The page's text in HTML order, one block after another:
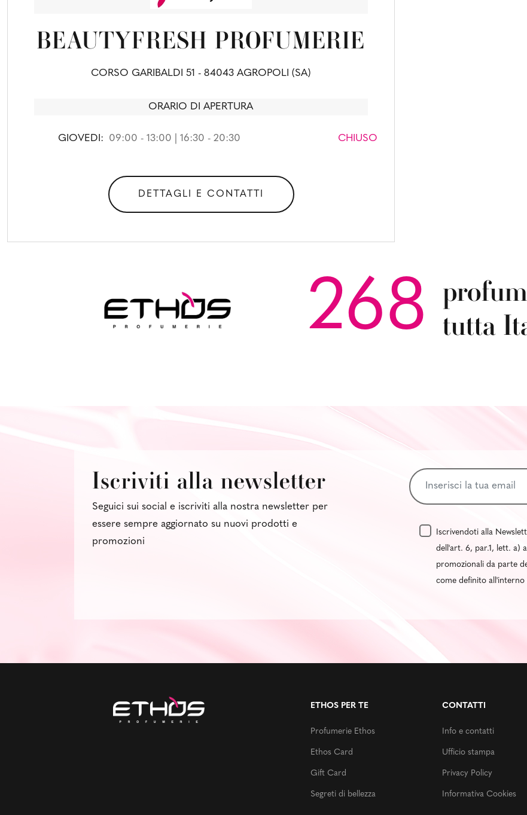
BEAUTYFRESH PROFUMERIE
CORSO GARIBALDI 51 - 84043 AGROPOLI (SA)
ORARIO DI APERTURA
GIOVEDI: 09:00 - 13:00 | 16:30 - 20:30 CHIUSO
DETTAGLI E CONTATTI
268 tutta
Iscriviti alla newsletter
Seguici sui social e iscriviti alla nostra newsletter per
essere sempre aggiornato su nuovi prodotti e
promozioni
Iscrivendoti alla
dell'art. 6, par.1, lett. a)
promozionali da parte
come definito all'interno
ETHOS PER TE
Profumerie Ethos
Ethos Card
Gift Card
Segreti di bellezza
CONTATTI
Info e contatti
Ufficio stampa
Privacy Policy
Informativa Cookies